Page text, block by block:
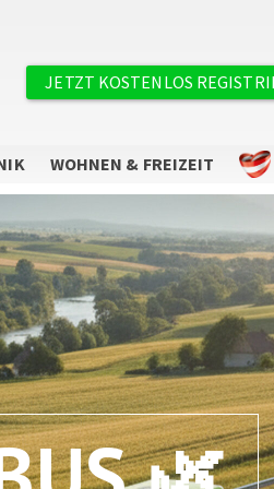
Benutzermenü
JETZT KOSTENLOS
WOHNEN & FREIZEIT
Angebote mehr
unseren Newsletter.